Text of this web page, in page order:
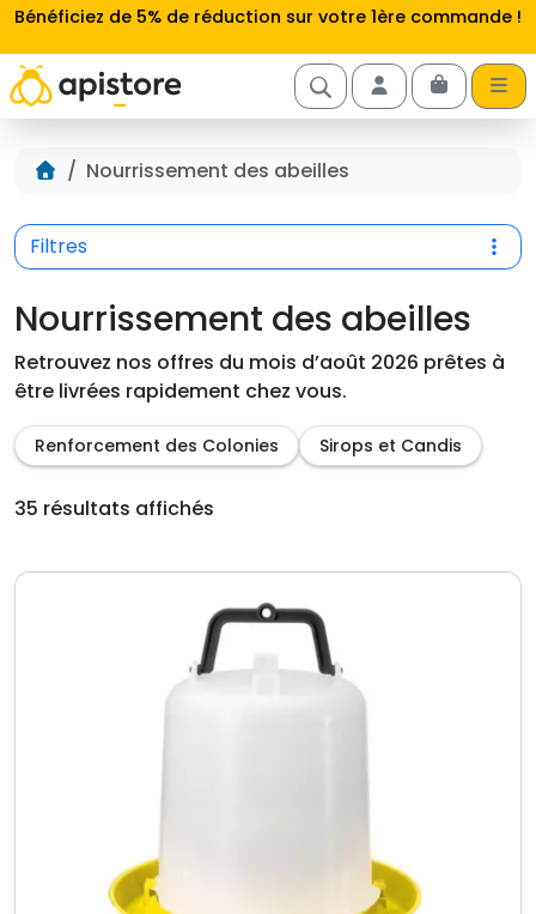
Aller au contenu
Bénéficiez de 5% de réduction sur votre 1ère commande !
Account
Cart
Accueil
Nourrissement des abeilles
Filtres
Nourrissement des abeilles
Retrouvez nos offres du mois d’août 2026 prêtes à
être livrées rapidement chez vous.
Renforcement des Colonies Sirops et Candis
35 résultats affichés